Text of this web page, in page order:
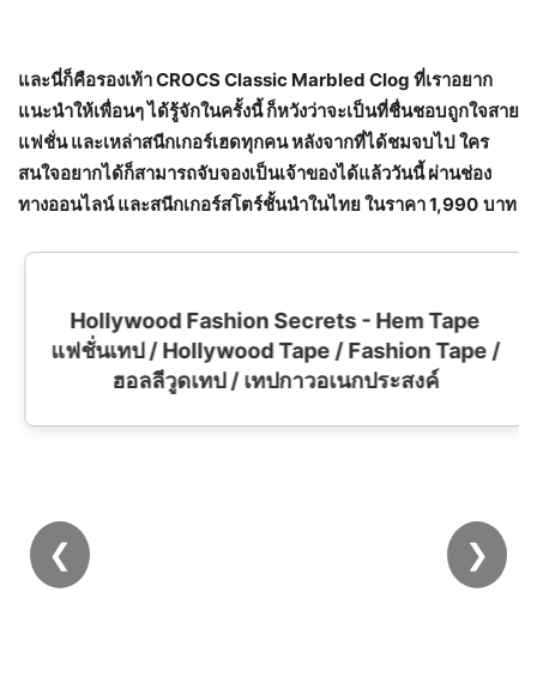
และนี่ก็คือรองเท้าCROCS Classic Marbled Clog ที่เราอยาก
แนะนำให้เพื่อนๆ ได้รู้จักในครั้งนี้ ก็หวังว่าจะเป็นที่ชื่นชอบถูกใจสาย
แฟชั่น และเหล่าสนีกเกอร์เฮดทุกคน หลังจากที่ได้ชมจบไป ใคร
สนใจอยากได้ก็สามารถจับจองเป็นเจ้าของได้แล้ววันนี้ ผ่านช่อง
ทางออนไลน์ และสนีกเกอร์สโตร์ชั้นนำในไทย ในราคา1,990 บาท
Hollywood Fashion Secrets - Hem Tape
แฟชั่นเทป / Hollywood Tape / Fashion Tape /
ฮอลลีวูดเทป / เทปกาวอเนกประสงค์
❮ ❯